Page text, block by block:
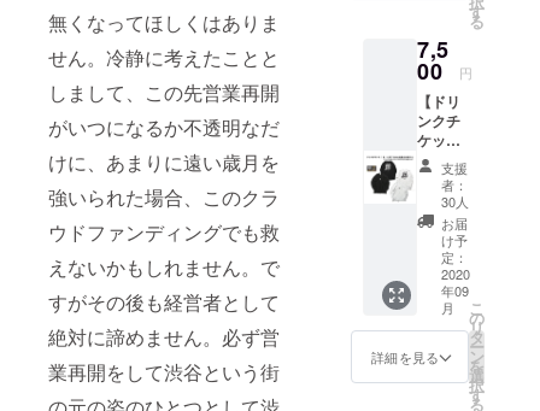
無くなってほしくはありま
せん。冷静に考えたことと
しまして、この先営業再開
がいつになるか不透明なだ
けに、あまりに遠い歳月を
強いられた場合、このクラ
ウドファンディングでも救
えないかもしれません。で
すがその後も経営者として
絶対に諦めません。必ず営
業再開をして渋谷という街
はお名
前(又は
ニック
ネーム)
を備考
欄へご
記入く
ださ
い。 ※
掲載不
要の方
は備考
欄へ
【不
要】と
くださ
い
ケット3
枚 。 有
効期限
は営業
再開か
ら6ヶ月
以内。
TOYPL
ANEス
テッ
カー1
枚。 ●
壁面ポ
スター
へのお
名前掲
※通常
クチ
ケット
(1枚)＋
パー
カー(1
枚)。 ●
パー
カー
(GAME
or
JUMP)
1枚。
・サイ
ズ：M /
L / XL /
XXL 8.8
オンス
す
る
7,5
00 円
【ドリ
ンクチ
ケット
(1枚)＋
L/S T
シャツ
支援
(GAME-
A-)】 ●
GAME-
A-L/S T
シャツ
・サイ
ズ： M /
L / XL /
XXL ●
支援
者：
30人
お届
け予
定：
2020
年09
月
詳細を見る
こ
の
リ
タ
ー
ン
を
選
択
す
る